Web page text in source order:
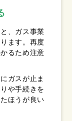
、ガス事業
ます。再度
るため注意
ガスが止ま
や手続きを
ほうが良い